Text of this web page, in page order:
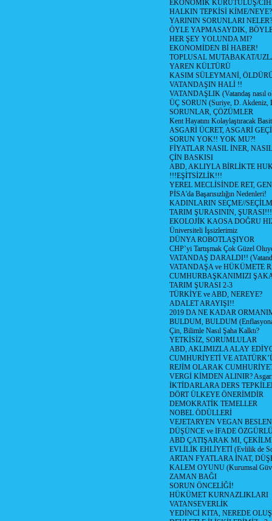
EKONOMİK KURUTULUŞ/
HALKIN TEPKİSİ KİME/NEYE?
YARININ SORUNLARI NELER?
ÖYLE YAPMASAYDIK,
HER ŞEY YOLUNDA MI?
EKONOMİDEN Bİ HABER!
TOPLUSAL MUTABAKAT/
YAREN KÜLTÜRÜ
KASIM SÜLEYMANİ,
VATANDAŞIN HALİ !!
VATANDAŞLIK (Vatandaş nasıl
ÜÇ SORUN (Suriye, D. Akdeniz,
SORUNLAR, ÇÖZÜMLER
Kent Hayatını Kolaylaştıracak
ASGARİ ÜCRET, ASGARİ
SORUN YOK!! YOK MU?!
FİYATLAR NASIL İNER,
ÇİN BASKISI
ABD, AKLIYLA BİRLİKTE
!!!EŞİTSİZLİK!!!
YEREL MECLİSİNDE RET,
PİSA'da Başarısızlığın Nedenleri!
KADINLARIN SEÇME//
TARIM ŞURASININ, ŞURASI!!!
EKOLOJİK KAOSA DOĞRU
Üniversiteli İşsizlerimiz
DÜNYA ROBOTLAŞIYOR
CHP’yi Tartışmak Çok Güzel
VATANDAŞ DARALDI!!
VATANDAŞA ve HÜKÜMETE
CUMHURBAŞKANIMIZI
TARIM ŞURASI 2-3
TÜRKİYE ve ABD, NEREYE?
ADALET ARAYIŞI!!
2019 DA NE KADAR
BULDUM, BULDUM
Çin, Bilimle Nasıl Şaha Kalktı?
YETKİSİZ, SORUMLULAR
ABD, AKLIMIZLA ALAY
CUMHURİYETİ VE
REJİM OLARAK
VERGİ KİMDEN ALINIR?
İKTİDARLARA DERS
DÖRT ÜLKEYE ÖNERİMDİR
DEMOKRATİK TEMELLER
NOBEL ÖDÜLLERİ
VEJETARYEN VEGAN
DÜŞÜNCE ve İFADE
ABD ÇATIŞARAK MI,
EVLİLİK EHLİYETİ (Evlilik de
ARTAN FYATLARA İNAT,
KALEM OYUNU (Kurumsal
ZAMAN BAĞI
SORUN ÖNCELİĞİ!
HÜKÜMET KURNAZLIKLARI
VATANSEVERLİK
YEDİNCİ KITA, NEREDE